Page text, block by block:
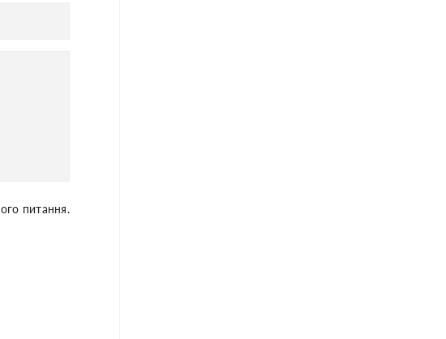
питання.